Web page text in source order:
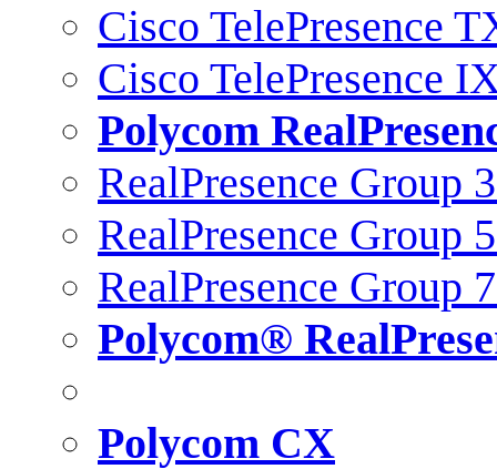
Cisco TelePresence
Cisco TelePresence
Polycom
RealPresence Group
RealPresence Group
RealPresence Group
Polycom®
Polycom CX